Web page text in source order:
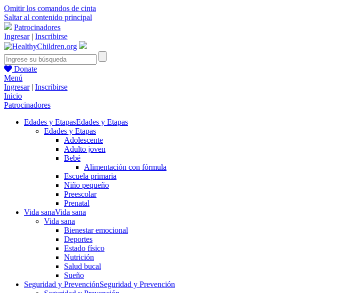
Omitir los comandos de cinta
Saltar al contenido principal
Patrocinadores
Ingresar| Inscribirse
Donate
Menú
Ingresar| Inscribirse
Inicio
Patrocinadores
Edades y EtapasEdades y Etapas
Edades y Etapas
Adolescente
Adulto joven
Bebé
Alimentación con fórmula
Escuela primaria
Niño pequeño
Preescolar
Prenatal
Vida sanaVida sana
Vida sana
Bienestar emocional
Deportes
Estado físico
Nutrición
Salud bucal
Sueño
Seguridad y PrevenciónSeguridad y Prevención